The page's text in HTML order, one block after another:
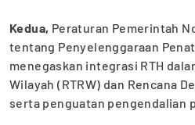
Kedua, Peraturan Pemerintah
tentang Penyelenggaraan
menegaskan integrasi RTH
Wilayah (RTRW) dan Rencana
serta penguatan pengendalian